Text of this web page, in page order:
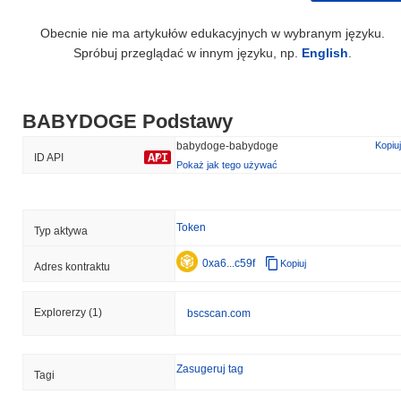
Obecnie nie ma artykułów edukacyjnych w wybranym języku.
Spróbuj przeglądać w innym języku, np. English.
BABYDOGE Podstawy
ID API
babydoge-babydoge
Kopiuj
Pokaż jak tego używać
Typ aktywa Token
Adres kontraktu 0xa6...c59f Kopiuj
Explorerzy (1) bscscan.com
Tagi Zasugeruj tag